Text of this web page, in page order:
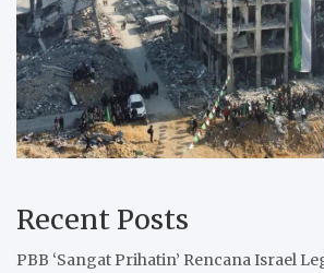
Recent Posts
PBB ‘Sangat Prihatin’ Rencana Israel